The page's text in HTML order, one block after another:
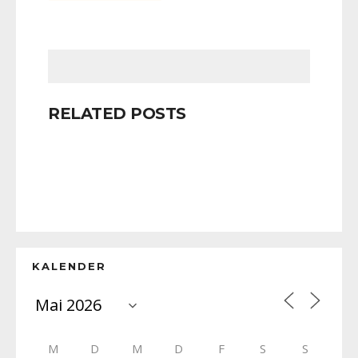
RELATED POSTS
KALENDER
M D M D F S S